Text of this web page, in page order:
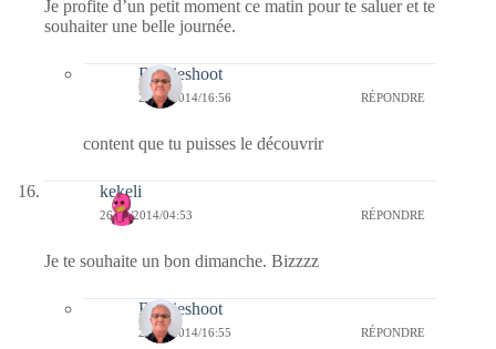
Je profite d’un petit moment ce matin pour te saluer et te
souhaiter une belle journée.
Bernieshoot
26/10/2014/16:56 RÉPONDRE
content que tu puisses le découvrir
kekeli
26/10/2014/04:53 RÉPONDRE
Je te souhaite un bon dimanche. Bizzzz
Bernieshoot
26/10/2014/16:55 RÉPONDRE